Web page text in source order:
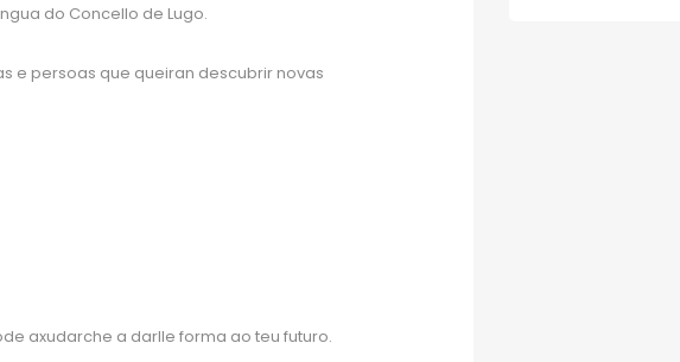
do Concello de Lugo.
e persoas que queiran descubrir novas
axudarche a darlle forma ao teu futuro.